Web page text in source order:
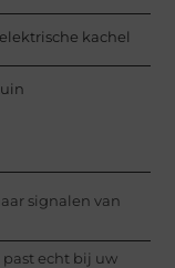
kachel
signalen van
past echt bij uw